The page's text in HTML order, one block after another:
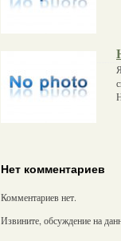
Нет комментариев
Комментариев нет.
Извините, обсуждение на